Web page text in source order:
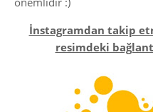
İnstagramdan takip
resimdeki